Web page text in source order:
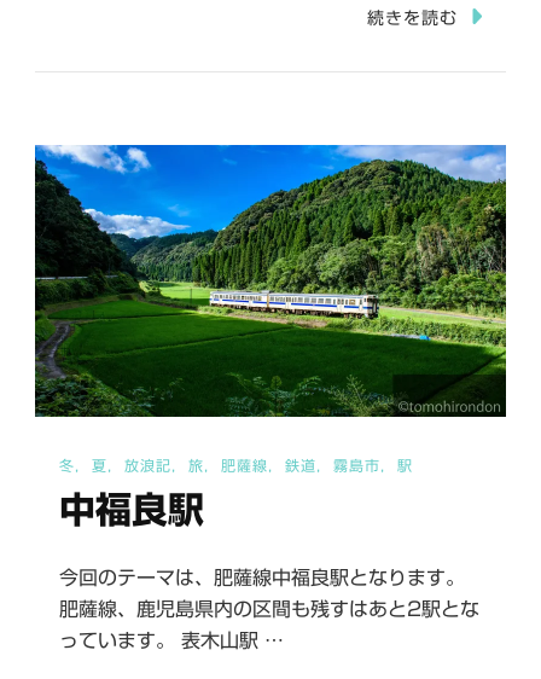
崎
線）
へ
の
続きを読む
冬 夏 放浪記 旅 肥薩線 鉄道 霧島市 駅
中福良駅
今回のテーマは、肥薩線中福良駅となります。
肥薩線、鹿児島県内の区間も残すはあと2駅とな
っています。 表木山駅 …